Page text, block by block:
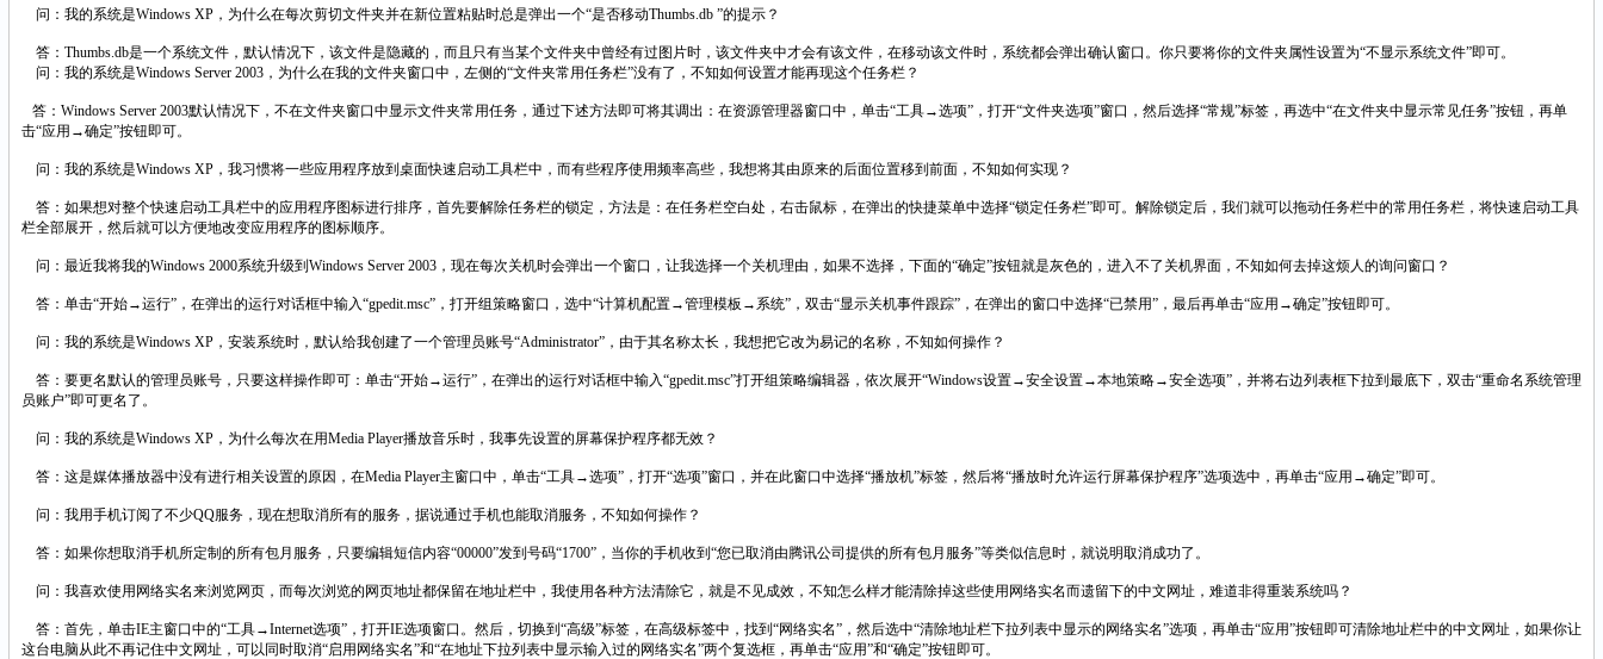
问：我的系统是Windows XP，为什么在每次剪切文件夹并在新位置粘贴时总是弹出一个“是否移动Thumbs.db ”的提示？
答：Thumbs.db是一个系统文件，默认情况下，该文件是隐藏的，而且只有当某个文件夹中曾经有过图片时，该文件夹中才会有该文件，在移动该文件时，系统都会弹出确认窗口。你只要将你的文件夹属性设置为“不显示系统文件”即可。
问：我的系统是Windows Server 2003，为什么在我的文件夹窗口中，左侧的“文件夹常用任务栏”没有了，不知如何设置才能再现这个任务栏？
答：Windows Server 2003默认情况下，不在文件夹窗口中显示文件夹常用任务，通过下述方法即可将其调出：在资源管理器窗口中，单击“工具→选项”，打开“文件夹选项”窗口，然后选择“常规”标签，再选中“在文件夹中显示常见任务”按钮，再单
击“应用→确定”按钮即可。
问：我的系统是Windows XP，我习惯将一些应用程序放到桌面快速启动工具栏中，而有些程序使用频率高些，我想将其由原来的后面位置移到前面，不知如何实现？
答：如果想对整个快速启动工具栏中的应用程序图标进行排序，首先要解除任务栏的锁定，方法是：在任务栏空白处，右击鼠标，在弹出的快捷菜单中选择“锁定任务栏”即可。解除锁定后，我们就可以拖动任务栏中的常用任务栏，将快速启动工具
栏全部展开，然后就可以方便地改变应用程序的图标顺序。
问：最近我将我的Windows 2000系统升级到Windows Server 2003，现在每次关机时会弹出一个窗口，让我选择一个关机理由，如果不选择，下面的“确定”按钮就是灰色的，进入不了关机界面，不知如何去掉这烦人的询问窗口？
答：单击“开始→运行”，在弹出的运行对话框中输入“gpedit.msc”，打开组策略窗口，选中“计算机配置→管理模板→系统”，双击“显示关机事件跟踪”，在弹出的窗口中选择“已禁用”，最后再单击“应用→确定”按钮即可。
问：我的系统是Windows XP，安装系统时，默认给我创建了一个管理员账号“Administrator”，由于其名称太长，我想把它改为易记的名称，不知如何操作？
答：要更名默认的管理员账号，只要这样操作即可：单击“开始→运行”，在弹出的运行对话框中输入“gpedit.msc”打开组策略编辑器，依次展开“Windows设置→安全设置→本地策略→安全选项”，并将右边列表框下拉到最底下，双击“重命名系统管理
员账户”即可更名了。
问：我的系统是Windows XP，为什么每次在用Media Player播放音乐时，我事先设置的屏幕保护程序都无效？
答：这是媒体播放器中没有进行相关设置的原因，在Media Player主窗口中，单击“工具→选项”，打开“选项”窗口，并在此窗口中选择“播放机”标签，然后将“播放时允许运行屏幕保护程序”选项选中，再单击“应用→确定”即可。
问：我用手机订阅了不少QQ服务，现在想取消所有的服务，据说通过手机也能取消服务，不知如何操作？
答：如果你想取消手机所定制的所有包月服务，只要编辑短信内容“00000”发到号码“1700”，当你的手机收到“您已取消由腾讯公司提供的所有包月服务”等类似信息时，就说明取消成功了。
问：我喜欢使用网络实名来浏览网页，而每次浏览的网页地址都保留在地址栏中，我使用各种方法清除它，就是不见成效，不知怎么样才能清除掉这些使用网络实名而遗留下的中文网址，难道非得重装系统吗？
答：首先，单击IE主窗口中的“工具→Internet选项”，打开IE选项窗口。然后，切换到“高级”标签，在高级标签中，找到“网络实名”，然后选中“清除地址栏下拉列表中显示的网络实名”选项，再单击“应用”按钮即可清除地址栏中的中文网址，如果你让
这台电脑从此不再记住中文网址，可以同时取消“启用网络实名”和“在地址下拉列表中显示输入过的网络实名”两个复选框，再单击“应用”和“确定”按钮即可。